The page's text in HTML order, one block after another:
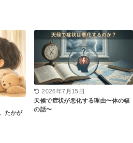
たかが
2026年7月15日
天候で症状が悪化する理由〜体の幅
の話〜